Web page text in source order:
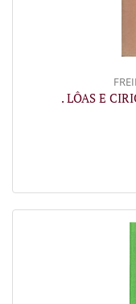
. LÔAS E